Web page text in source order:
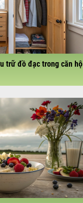
trữ đồ đạc trong căn hộ